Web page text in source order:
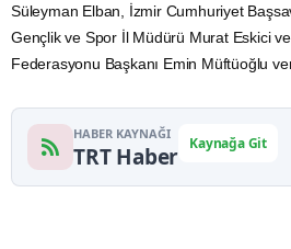
Süleyman Elban, İzmir Cumhuriyet
Gençlik ve Spor İl Müdürü Murat Eskici
Federasyonu Başkanı Emin Müftüoğlu
HABER KAYNAĞI
TRT Haber Kaynağa Git